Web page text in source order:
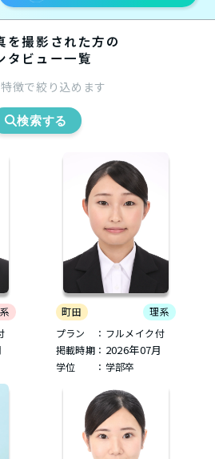
を撮影された方の
タビュー一覧
徴で絞り込めます
検索する
町田
理系
プラン ：フルメイク付
掲載時期： 2026年07月
学位 ：学部卒